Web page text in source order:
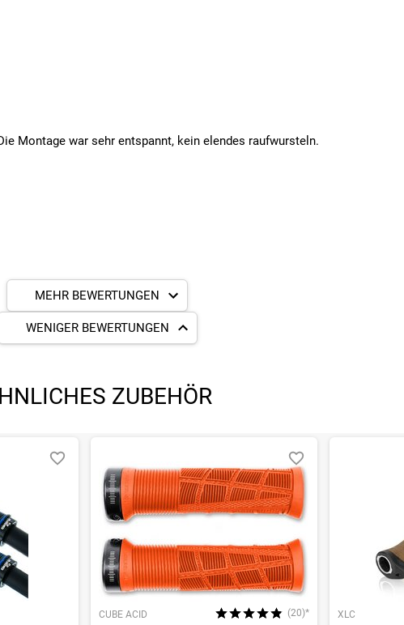
Montage war sehr entspannt, kein elendes raufwursteln.
MEHR BEWERTUNGEN
WENIGER BEWERTUNGEN
ZUBEHÖR
CUBE ACID (20)* XLC